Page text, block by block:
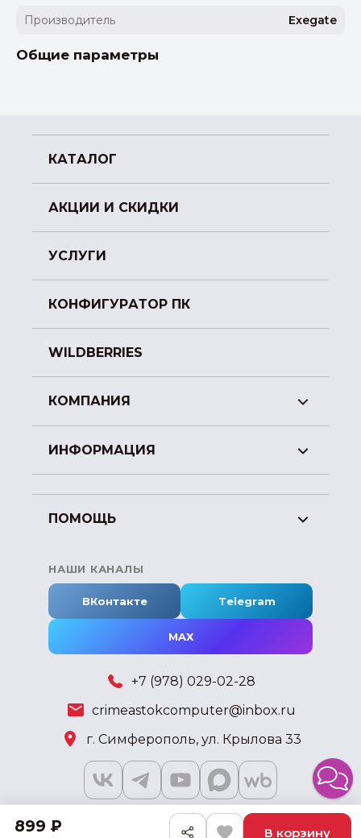
899 ₽ В корзину
Производитель
Exegate
Общие параметры
КАТАЛОГ
АКЦИИ И СКИДКИ
УСЛУГИ
КОНФИГУРАТОР ПК
WILDBERRIES
КОМПАНИЯ
ИНФОРМАЦИЯ
ПОМОЩЬ
НАШИ КАНАЛЫ
ВКонтакте Telegram
MAX
+7 (978) 029-02-28
crimeastokcomputer@inbox.ru
г. Симферополь, ул. Крылова 33
2018 - 2026 © KSKSHOP.RU